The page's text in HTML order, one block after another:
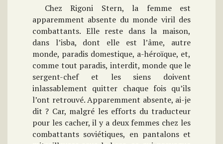
Chez Rigoni Stern, la femme est
apparemment absente du monde viril des
combattants. Elle reste dans la maison,
dans l’isba, dont elle est l’âme, autre
monde, paradis domestique, a-héroïque, et,
comme tout paradis, interdit, monde que le
sergent-chef et les siens doivent
inlassablement quitter chaque fois qu’ils
l’ont retrouvé. Apparemment absente, ai-je
dit ? Car, malgré les efforts du traducteur
pour les cacher, il y a deux femmes chez les
combattants soviétiques, en pantalons et